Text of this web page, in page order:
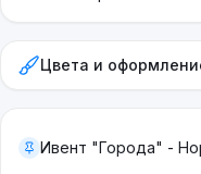
Цвета и
Ивент "Города" -